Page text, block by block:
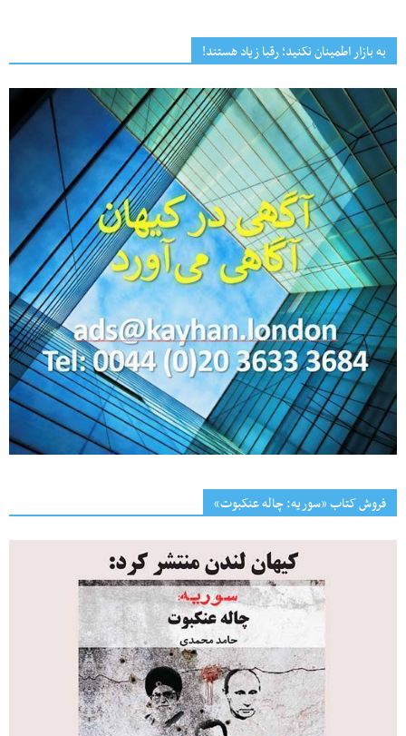
به بازار اطمینان نکنید؛ رقبا زیاد هستند!
فروش کتاب «سوریه: چاله عنکبوت»